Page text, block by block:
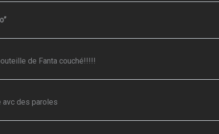
de Fanta couché!!!!!
des paroles